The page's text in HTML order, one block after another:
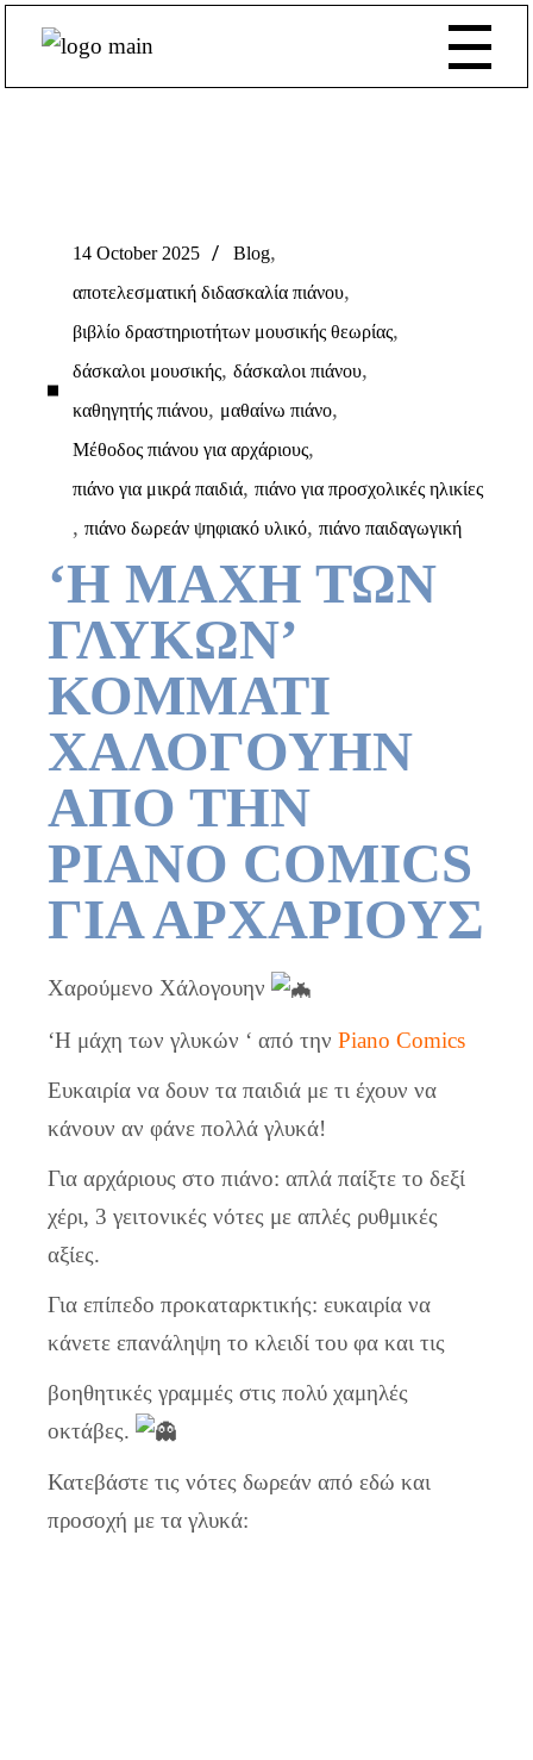
14 October 2025 Blog,
αποτελεσματική διδασκαλία πιάνου,
βιβλίο δραστηριοτήτων μουσικής θεωρίας,
δάσκαλοι μουσικής,δάσκαλοι πιάνου,
καθηγητής πιάνου, μαθαίνω πιάνο,
Μέθοδος πιάνου για αρχάριους,
πιάνο για μικρά παιδιά,πιάνο για προσχολικές ηλικίες
,πιάνο δωρεάν ψηφιακό υλικό,πιάνο παιδαγωγική
‘Η ΜΑΧΗ ΤΩΝ
ΓΛΥΚΩΝ’
ΚΟΜΜΑΤΙ
ΧΑΛΟΓΟΥΗΝ
ΑΠΟ ΤΗΝ
PIANO COMICS
ΓΙΑ ΑΡΧΑΡΙΟΥΣ
Χαρούμενο Χάλογουην
‘Η μάχη των γλυκών ‘ από τηνPiano Comics
Ευκαιρία να δουν τα παιδιά με τι έχουν να
κάνουν αν φάνε πολλά γλυκά!
Για αρχάριους στο πιάνο: απλά παίξτε το δεξί
χέρι, 3 γειτονικές νότες με απλές ρυθμικές
αξίες.
Για επίπεδο προκαταρκτικής: ευκαιρία να
κάνετε επανάληψη το κλειδί του φα και τις
βοηθητικές γραμμές στις πολύ χαμηλές
οκτάβες.
Κατεβάστε τις νότες δωρεάν από εδώ και
προσοχή με τα γλυκά: